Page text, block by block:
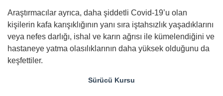
Araştırmacılar ayrıca, daha şiddetli Covid-19’u olan
kişilerin kafa karışıklığının yanı sıra iştahsızlık yaşadıklarını
veya nefes darlığı, ishal ve karın ağrısı ile kümelendiğini ve
hastaneye yatma olasılıklarının daha yüksek olduğunu da
keşfettiler.
Sürücü Kursu